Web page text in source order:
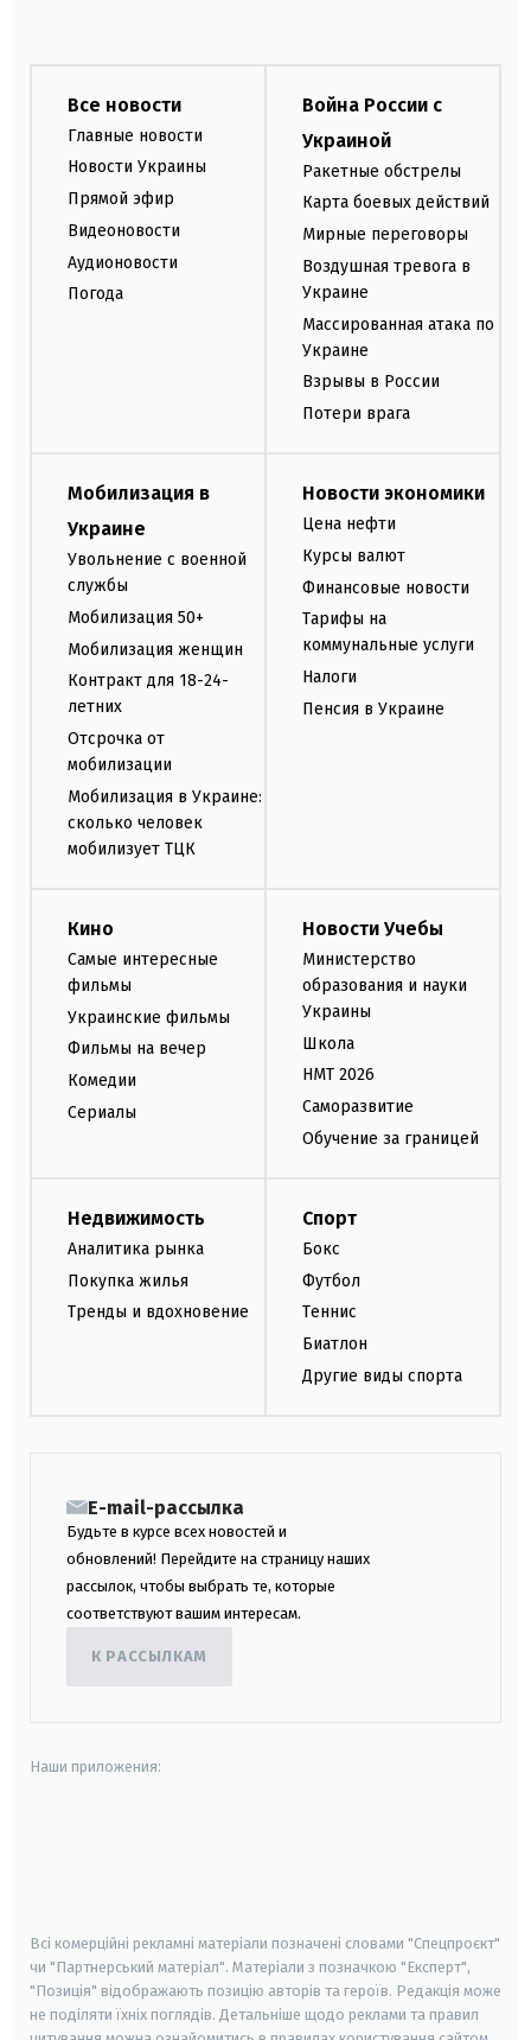
Все новости
Главные новости
Новости Украины
Прямой эфир
Видеоновости
Аудионовости
Погода
Война России с
Украиной
Ракетные обстрелы
Карта боевых действий
Мирные переговоры
Воздушная тревога в
Украине
Массированная атака по
Украине
Взрывы в России
Потери врага
Мобилизация в
Украине
Увольнение с военной
службы
Мобилизация 50+
Мобилизация женщин
Контракт для 18-24-
летних
Отсрочка от
мобилизации
Мобилизация в Украине:
сколько человек
мобилизует ТЦК
Новости экономики
Цена нефти
Курсы валют
Финансовые новости
Тарифы на
коммунальные услуги
Налоги
Пенсия в Украине
Кино
Самые интересные
фильмы
Украинские фильмы
Фильмы на вечер
Комедии
Сериалы
Новости Учебы
Министерство
образования и науки
Украины
Школа
НМТ 2026
Саморазвитие
Обучение за границей
Недвижимость
Аналитика рынка
Покупка жилья
Тренды и вдохновение
Спорт
Бокс
Футбол
Теннис
Биатлон
Другие виды спорта
E-mail-рассылка
Будьте в курсе всех новостей и
обновлений! Перейдите на страницу наших
рассылок, чтобы выбрать те, которые
соответствуют вашим интересам.
К РАССЫЛКАМ
Наши приложения:
Всі комерційні рекламні матеріали позначені словами "Спецпроєкт"
чи "Партнерський матеріал". Матеріали з позначкою "Експерт",
"Позиція" відображають позицію авторів та героїв. Редакція може
не поділяти їхніх поглядів. Детальніше щодо реклами та правил